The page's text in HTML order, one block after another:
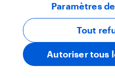
Paramètres
Tout
Autoriser tous